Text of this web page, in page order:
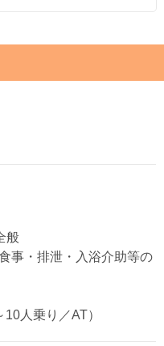
般
事・排泄・入浴介助等の
人乗り／AT）